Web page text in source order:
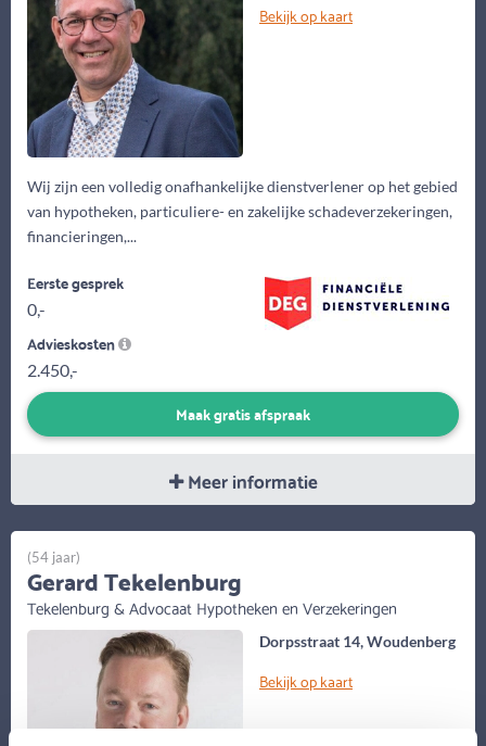
Bekijk op kaart
Wij zijn een volledig onafhankelijke dienstverlener op het gebied
van hypotheken, particuliere- en zakelijke schadeverzekeringen,
financieringen,...
Eerste gesprek
0,-
Advieskosten
2.450,-
Maak gratis afspraak
Meer informatie
Dorpsstraat 14, Woudenberg
Bekijk op kaart
(54 jaar)
Gerard Tekelenburg
Tekelenburg & Advocaat Hypotheken en Verzekeringen